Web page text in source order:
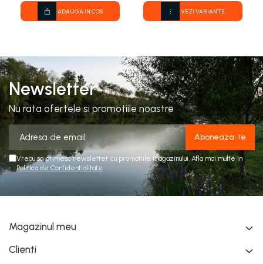
ADAUGA IN COS VEZI VARIANTE
Newsletter
Nu rata ofertele si promotiile noastre
Vreau sa primesc newsletter cu promotiile magazinului. Afla mai multe in
Politica de Confidentialitate
Magazinul meu
Clienti